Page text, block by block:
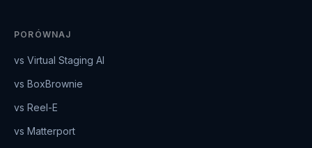
PORÓWNAJ
vs Virtual Staging AI
vs BoxBrownie
vs Reel-E
vs Matterport